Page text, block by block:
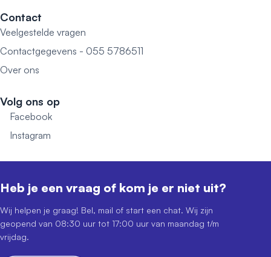
Contact
Veelgestelde vragen
Contactgegevens - 055 5786511
Over ons
Volg ons op
Facebook
Instagram
Heb je een vraag of kom je er niet uit?
Wij helpen je graag! Bel, mail of start een chat. Wij zijn
geopend van 08:30 uur tot 17:00 uur van maandag t/m
vrijdag.